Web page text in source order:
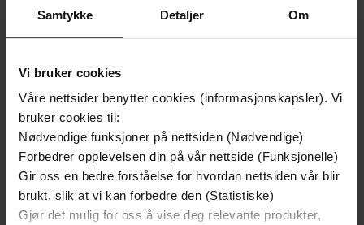
Samtykke Detaljer Om
Vi bruker cookies
Våre nettsider benytter cookies (informasjonskapsler). Vi
bruker cookies til:
Nødvendige funksjoner på nettsiden (Nødvendige)
Forbedrer opplevelsen din på vår nettside (Funksjonelle)
Gir oss en bedre forståelse for hvordan nettsiden vår blir
brukt, slik at vi kan forbedre den (Statistiske)
Gjør det mulig for oss å vise deg relevante produkter,